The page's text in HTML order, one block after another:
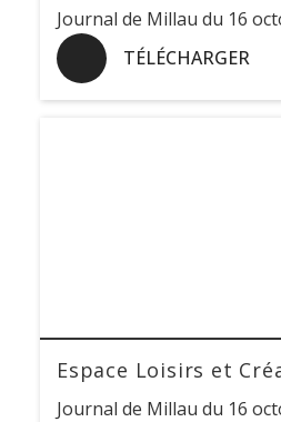
Journal de Millau du 16
TÉLÉCHARGER
Espace Loisirs et
Journal de Millau du 16